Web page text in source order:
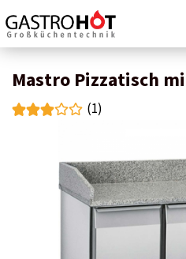
Mastro Pizzatisch
(1)